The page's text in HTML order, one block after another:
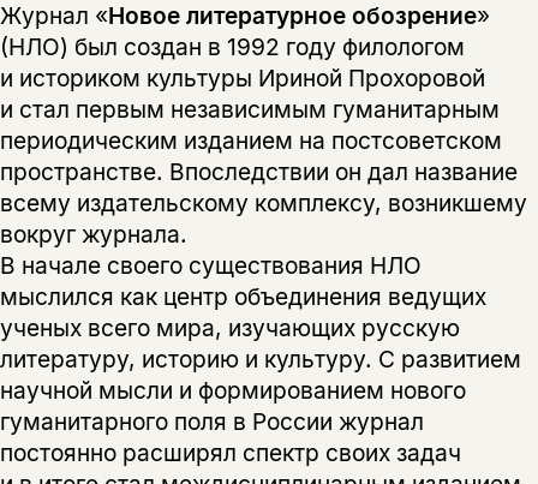
Журнал «Новое литературное обозрение»
(НЛО) был создан в 1992 году филологом
и историком культуры Ириной Прохоровой
и стал первым независимым гуманитарным
периодическим изданием на постсоветском
пространстве. Впоследствии он дал название
всему издательскому комплексу, возникшему
вокруг журнала.
В начале своего существования НЛО
мыслился как центр объединения ведущих
ученых всего мира, изучающих русскую
литературу, историю и культуру. С развитием
научной мысли и формированием нового
гуманитарного поля в России журнал
постоянно расширял спектр своих задач